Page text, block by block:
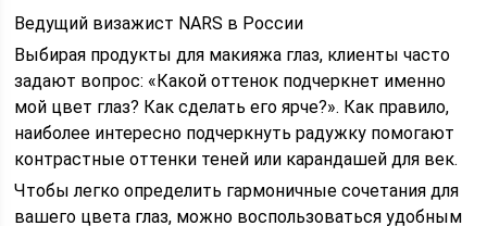
Ведущий визажист NARS в России
Выбирая продукты для макияжа глаз, клиенты часто
задают вопрос: «Какой оттенок подчеркнет именно
мой цвет глаз? Как сделать его ярче?». Как правило,
наиболее интересно подчеркнуть радужку помогают
контрастные оттенки теней или карандашей для век.
Чтобы легко определить гармоничные сочетания для
вашего цвета глаз, можно воспользоваться удобным